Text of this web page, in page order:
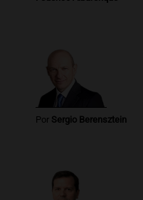
Por Sergio Berensztein